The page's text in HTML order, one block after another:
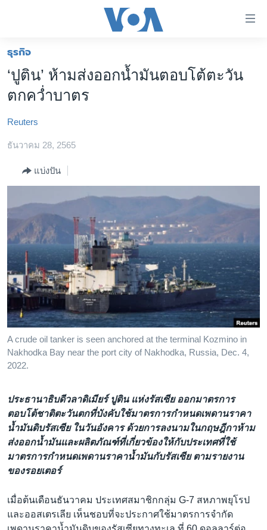
ต่อ
ข้าม
เนื้อหา
ข้าม
ไป
ข้าม
การ
ค้นหา
หน้าหลัก
โลก
เอเชีย
สหรัฐฯ
ไทย
ธุรกิจ
สังคมและสุขภาพ
ไลฟ์สไตล์
ตรวจสอบข่าว
เรียนรู้ภาษาอังกฤษ
พอดคาสต์
ติดตามเรา
ธุรกิจ
‘ปูติน’ ห้ามส่งออกน้ำมันตอบโต้ตะวัน
ตกคว่ำบาตร
Reuters
ธันวาคม 28, 2565
แบ่งปัน
A crude oil tanker is seen anchored at the terminal Kozmino in
Nakhodka Bay near the port city of Nakhodka, Russia, Dec. 4,
2022.
ประธานาธิบดีวลาดิเมียร์ ปูติน แห่งรัสเซีย ออกมาตรการ
ตอบโต้ชาติตะวันตกที่บังคับใช้มาตรการกำหนดเพดานราคา
น้ำมันดิบรัสเซีย ในวันอังคาร ด้วยการลงนามในกฤษฎีกาห้าม
ส่งออกน้ำมันและผลิตภัณฑ์ที่เกี่ยวข้องให้กับประเทศที่ใช้
มาตรการกำหนดเพดานราคาน้ำมันกับรัสเซีย ตามรายงาน
ของรอยเตอร์
เมื่อต้นเดือนธันวาคม ประเทศสมาชิกกลุ่ม G-7 สหภาพยุโรป
และออสเตรเลีย เห็นชอบที่จะประกาศใช้มาตรการจำกัด